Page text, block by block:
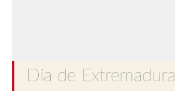
Día de Extremadura